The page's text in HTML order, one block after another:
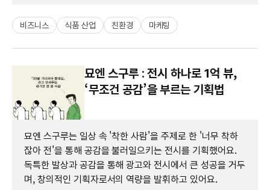
비즈니스 식품 산업 친환경 마케팅
묘엔 스구루 : 전시 하나로 1억 뷰,
‘무조건 공감’을 부르는 기획법
묘엔 스구루는 일상 속 '착한 사람'을 주제로 한 '너무 착하
잖아 전'을 통해 공감을 불러일으키는 전시를 기획했어요.
독특한 발상과 공감을 통해 광고와 전시에서 큰 성공을 거두
며, 창의적인 기획자로서의 역량을 발휘하고 있어요.